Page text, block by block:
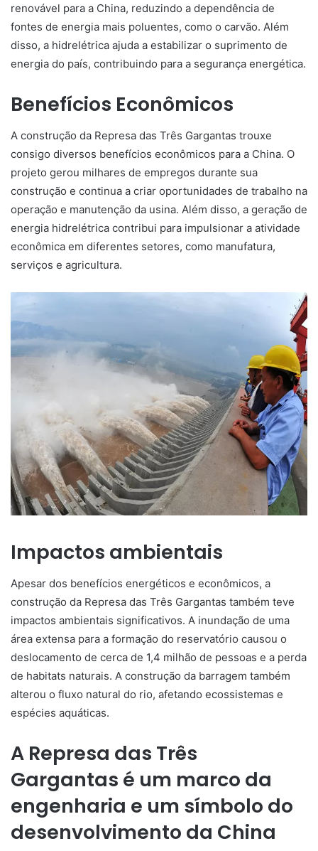
renovável para a China, reduzindo a dependência de
fontes de energia mais poluentes, como o carvão. Além
disso, a hidrelétrica ajuda a estabilizar o suprimento de
energia do país, contribuindo para a segurança energética.
Benefícios Econômicos
A construção da Represa das Três Gargantas trouxe
consigo diversos benefícios econômicos para a China. O
projeto gerou milhares de empregos durante sua
construção e continua a criar oportunidades de trabalho na
operação e manutenção da usina. Além disso, a geração de
energia hidrelétrica contribui para impulsionar a atividade
econômica em diferentes setores, como manufatura,
serviços e agricultura.
Impactos ambientais
Apesar dos benefícios energéticos e econômicos, a
construção da Represa das Três Gargantas também teve
impactos ambientais significativos. A inundação de uma
área extensa para a formação do reservatório causou o
deslocamento de cerca de 1,4 milhão de pessoas e a perda
de habitats naturais. A construção da barragem também
alterou o fluxo natural do rio, afetando ecossistemas e
espécies aquáticas.
A Represa das Três
Gargantas é um marco da
engenharia e um símbolo do
desenvolvimento da China